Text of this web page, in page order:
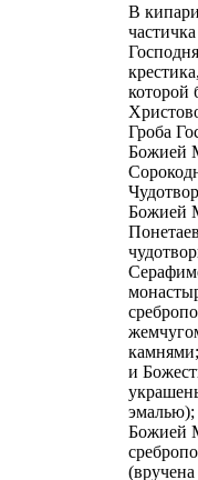
В
которой
Гроба
Божией
Божией
и
Божией